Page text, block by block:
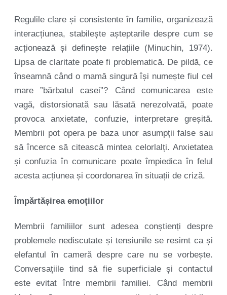
Regulile clare și consistente în familie, organizează
interacțiunea, stabilește așteptarile despre cum se
acționează și definește relațiile (Minuchin, 1974).
Lipsa de claritate poate fi problematică. De pildă, ce
înseamnă când o mamă singură își numește fiul cel
mare ”bărbatul casei”? Când comunicarea este
vagă, distorsionată sau lăsată nerezolvată, poate
provoca anxietate, confuzie, interpretare greșită.
Membrii pot opera pe baza unor asumpții false sau
să încerce să citească mintea celorlalți. Anxietatea
și confuzia în comunicare poate împiedica în felul
acesta acțiunea și coordonarea în situații de criză.
Împărtășirea emoțiilor
Membrii familiilor sunt adesea conștienți despre
problemele nediscutate și tensiunile se resimt ca și
elefantul în cameră despre care nu se vorbește.
Conversațiile tind să fie superficiale și contactul
este evitat între membrii familiei. Când membrii